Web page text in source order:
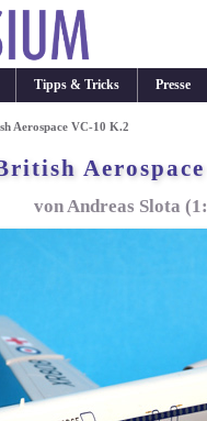
Tipps & Tricks Presse
Aerospace VC-10 K.2
von Andreas Slota